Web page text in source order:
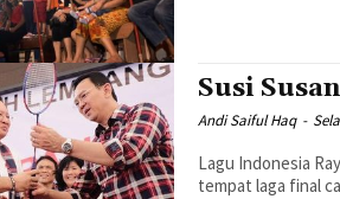
Susi
Andi Saiful Haq -
Lagu Indonesia
tempat laga final